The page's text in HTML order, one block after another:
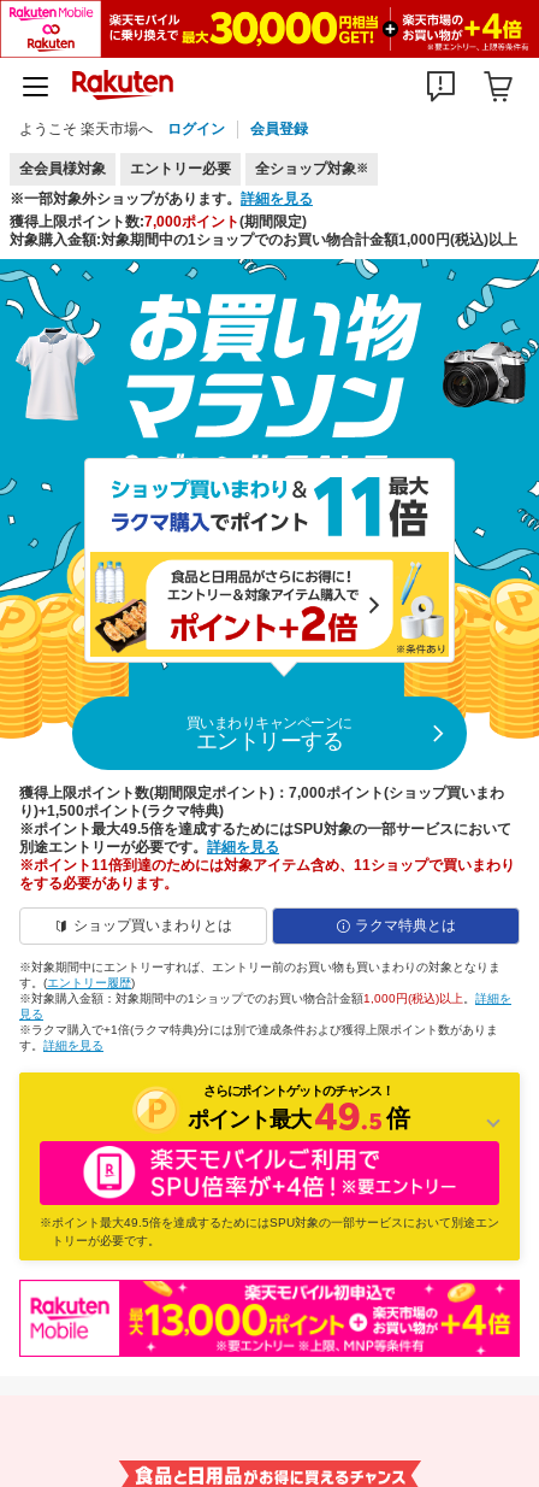
ようこそ 楽天市場へ ログイン 会員登録
全会員様対象 エントリー必要 全ショップ対象※
※一部対象外ショップがあります。 詳細を見る
獲得上限ポイント数:7,000ポイント(期間限定)
対象購入金額:対象期間中の1ショップでのお買い物合計金額1,000円(税込)以上
買いまわりキャンペーンに
エントリーする
獲得上限ポイント数(期間限定ポイント)：7,000ポイント(ショップ買いまわ
り)+1,500ポイント(ラクマ特典)
※ポイント最大49.5倍を達成するためにはSPU対象の一部サービスにおいて
別途エントリーが必要です。 詳細を見る
※ポイント11倍到達のためには対象アイテム含め、11ショップで買いまわり
をする必要があります。
ショップ買いまわりとは ラクマ特典とは
※対象期間中にエントリーすれば、エントリー前のお買い物も買いまわりの対象となりま
す。(エントリー履歴)
※対象購入金額：対象期間中の1ショップでのお買い物合計金額1,000円(税込)以上。 詳細を
見る
※ラクマ購入で+1倍(ラクマ特典)分には別で達成条件および獲得上限ポイント数がありま
す。 詳細を見る
さらにポイントゲットのチャンス！
ポイント最大 倍
※ポイント最大49.5倍を達成するためにはSPU対象の一部サービスにおいて別途エン
トリーが必要です。
お買い物マラソン&ジャンルSALE×ラクマ
買いまわりをしたショップ数がポイント倍率に！
※1ショップあたり1,000円（税込）以上のお買い物が対象になります。